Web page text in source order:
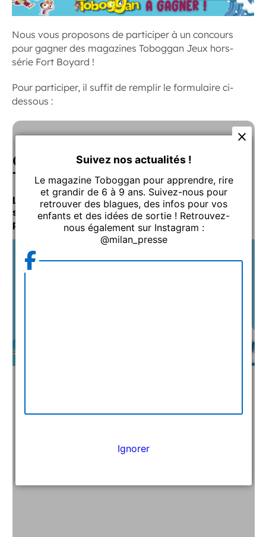
Nous vous proposons de participer à un concours
pour gagner des magazines Toboggan Jeux hors-
série Fort Boyard !
Pour participer, il suffit de remplir le formulaire ci-
dessous :